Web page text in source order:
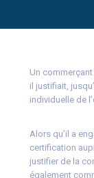
Un
il justifiait,
individuelle de
Alors qu’il a
certification
justifier de la
également